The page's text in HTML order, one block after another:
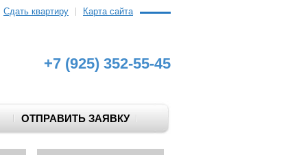
Сдать квартиру Карта сайта
+7 (925) 352-55-45
ОТПРАВИТЬ ЗАЯВКУ